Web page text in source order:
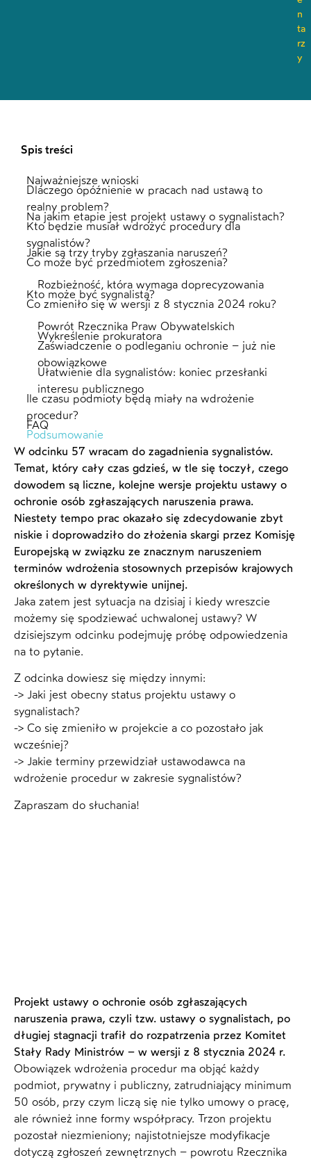
n
ta
rz
y
Spis treści
Najważniejsze wnioski
Dlaczego opóźnienie w pracach nad ustawą to
realny problem?
Na jakim etapie jest projekt ustawy o sygnalistach?
Kto będzie musiał wdrożyć procedury dla
sygnalistów?
Jakie są trzy tryby zgłaszania naruszeń?
Co może być przedmiotem zgłoszenia?
Rozbieżność, która wymaga doprecyzowania
Kto może być sygnalistą?
Co zmieniło się w wersji z 8 stycznia 2024 roku?
Powrót Rzecznika Praw Obywatelskich
Wykreślenie prokuratora
Zaświadczenie o podleganiu ochronie – już nie
obowiązkowe
Ułatwienie dla sygnalistów: koniec przesłanki
interesu publicznego
Ile czasu podmioty będą miały na wdrożenie
procedur?
FAQ
Podsumowanie
W odcinku 57 wracam do zagadnienia sygnalistów.
Temat, który cały czas gdzieś, w tle się toczył, czego
dowodem są liczne, kolejne wersje projektu ustawy o
ochronie osób zgłaszających naruszenia prawa.
Niestety tempo prac okazało się zdecydowanie zbyt
niskie i doprowadziło do złożenia skargi przez Komisję
Europejską w związku ze znacznym naruszeniem
terminów wdrożenia stosownych przepisów krajowych
określonych w dyrektywie unijnej.
Jaka zatem jest sytuacja na dzisiaj i kiedy wreszcie
możemy się spodziewać uchwalonej ustawy? W
dzisiejszym odcinku podejmuję próbę odpowiedzenia
na to pytanie.
Z odcinka dowiesz się między innymi:
-> Jaki jest obecny status projektu ustawy o
sygnalistach?
-> Co się zmieniło w projekcie a co pozostało jak
wcześniej?
-> Jakie terminy przewidział ustawodawca na
wdrożenie procedur w zakresie sygnalistów?
Zapraszam do słuchania!
Projekt ustawy o ochronie osób zgłaszających
naruszenia prawa, czyli tzw. ustawy o sygnalistach, po
długiej stagnacji trafił do rozpatrzenia przez Komitet
Stały Rady Ministrów – w wersji z 8 stycznia 2024 r.
Obowiązek wdrożenia procedur ma objąć każdy
podmiot, prywatny i publiczny, zatrudniający minimum
50 osób, przy czym liczą się nie tylko umowy o pracę,
ale również inne formy współpracy. Trzon projektu
pozostał niezmieniony; najistotniejsze modyfikacje
dotyczą zgłoszeń zewnętrznych – powrotu Rzecznika